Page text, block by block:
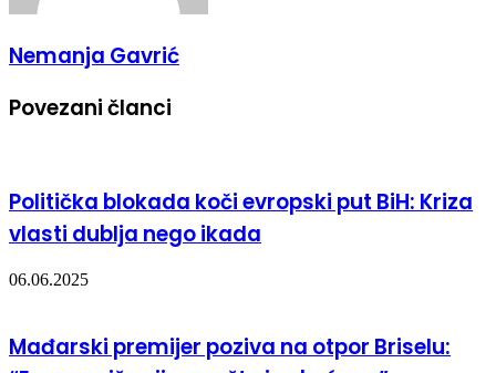
Nemanja Gavrić
Povezani članci
Politička blokada koči evropski put BiH: Kriza
vlasti dublja nego ikada
06.06.2025
Mađarski premijer poziva na otpor Briselu: